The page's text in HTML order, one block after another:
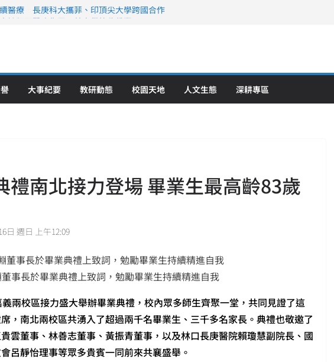
醫療 長庚科大攜菲、印頂尖大學跨國合作
大事紀要 教研動態 校園天地 人文生態 深耕專區
禮南北接力登場 畢業生最高齡83歲
日 週日 上午12:09
事長於畢業典禮上致詞，勉勵畢業生持續精進自我
兩校區接力盛大舉辦畢業典禮，校內眾多師生齊聚一堂，共同見證了這
，南北兩校區共湧入了超過兩千名畢業生、三千多名家長。典禮也敬邀了
雲董事、林善志董事、黃振青董事，以及林口長庚醫院賴瓊慧副院長、國
呂靜怡理事等眾多貴賓一同前來共襄盛舉。